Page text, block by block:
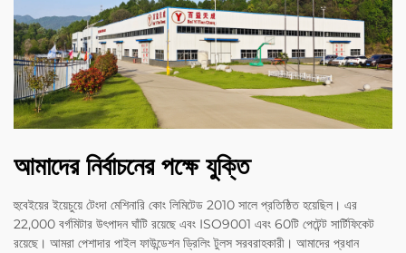
আমাদের নির্বাচনের পক্ষে যুক্তি
হুবেইয়ের ইয়েচুয়ে টেংদা মেশিনারি কোং লিমিটেড 2010 সালে প্রতিষ্ঠিত হয়েছিল। এর
22,000 বর্গমিটার উৎপাদন ঘাঁটি রয়েছে এবং ISO9001 এবং 60টি পেটেন্ট সার্টিফিকেট
রয়েছে। আমরা পেশাদার পাইল ফাউন্ডেশন ড্রিলিং টুলস সরবরাহকারী। আমাদের প্রধান